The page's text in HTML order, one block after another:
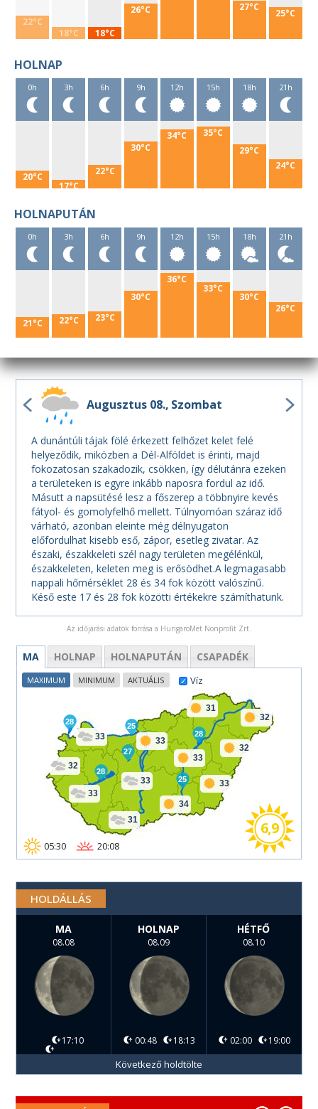
22°C
18°C 18°C
26°C 27°C 25°C
HOLNAP
0h
20°C
3h
17°C
6h
22°C
9h
30°C
12h
34°C
15h
35°C
18h
29°C
21h
24°C
HOLNAPUTÁN
0h
21°C
3h
22°C
6h
23°C
9h
30°C
12h
36°C
15h
33°C
18h
30°C
21h
26°C
Augusztus 08. Szombat
A dunántúli tájak fölé érkezett felhőzet kelet felé
helyeződik, miközben a Dél-Alföldet is érinti, majd
fokozatosan szakadozik, csökken, így délutánra ezeken
a területeken is egyre inkább naposra fordul az idő.
Másutt a napsütésé lesz a főszerep a többnyire kevés
fátyol- és gomolyfelhő mellett. Túlnyomóan száraz idő
várható, azonban eleinte még délnyugaton
előfordulhat kisebb eső, zápor, esetleg zivatar. Az
északi, északkeleti szél nagy területen megélénkül,
északkeleten, keleten meg is erősödhet.A legmagasabb
nappali hőmérséklet 28 és 34 fok között valószínű.
Késő este 17 és 28 fok közötti értékekre számíthatunk.
Az időjárási adatok forrása a HungaroMet Nonprofit Zrt.
MA HOLNAP HOLNAPUTÁN CSAPADÉK
33
32
33
33
31
34
33
33
31
33
32
32
28
28
27
25
25
28
05:30 20:08
6,9
Víz
MAXIMUM MINIMUM AKTUÁLIS
HOLDÁLLÁS
MA
08.08
17:10
HOLNAP
08.09
00:48 18:13
HÉTFŐ
08.10
02:00 19:00
Következő holdtölte